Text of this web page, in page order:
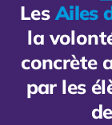
LesAiles
la
concrète
par les